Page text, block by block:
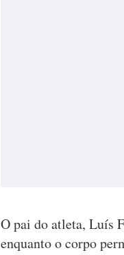
O pai do atleta, Luís
enquanto o corpo